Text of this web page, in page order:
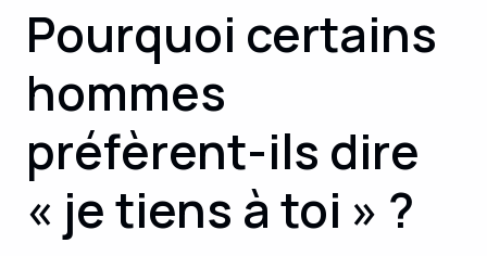
Pourquoi certains
hommes
préfèrent-ils dire
« je tiens à toi » ?